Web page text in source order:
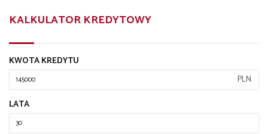
KALKULATOR KREDYTOWY
KWOTA KREDYTU
PLN
LATA